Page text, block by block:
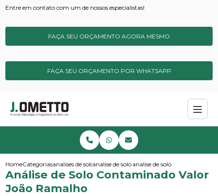
Entre em contato com um de nossos especialistas!
FAÇA SEU ORÇAMENTO AGORA MESMO
FAÇA SEU ORÇAMENTO POR WHATSAPP
HomeCategoriasanalises de solos e sedimentos
analise de solo simplesanalise de solo contaminado
Análise de Solo Contaminado Valor
João Ramalho